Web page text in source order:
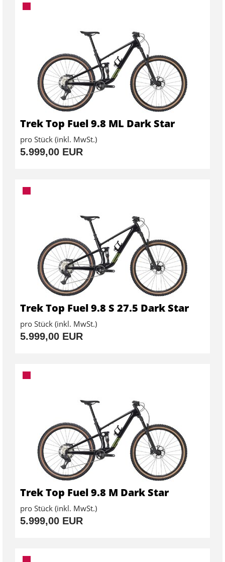
Trek Top Fuel 9.8 ML Dark Star
pro Stück (inkl. MwSt.)
5.999,00 EUR
Trek Top Fuel 9.8 S 27.5 Dark Star
pro Stück (inkl. MwSt.)
5.999,00 EUR
Trek Top Fuel 9.8 M Dark Star
pro Stück (inkl. MwSt.)
5.999,00 EUR